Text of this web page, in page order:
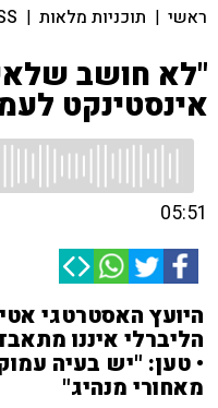
ראשי | תוכניות מלאות |
"לא חושב
אינסטינקט
05:51
היועץ האסטרטגי
הליברלי איננו
• טען: "יש בעיה
מאחורי מנהיג"